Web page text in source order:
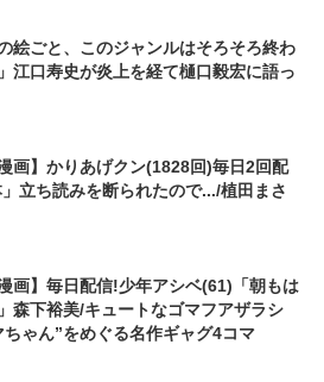
の絵ごと、このジャンルはそろそろ終わ
江口寿史が炎上を経て樋口毅宏に語っ
漫画】かりあげクン(1828回)毎日2回配
立ち読みを断られたので.../植田まさ
漫画】毎日配信!少年アシベ(61)「朝もは
森下裕美/キュートなゴマフアザラシ
ちゃん”をめぐる名作ギャグ4コマ